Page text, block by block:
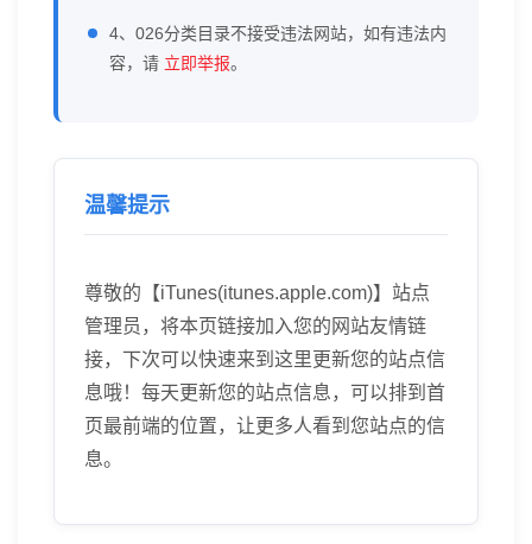
4、026分类目录不接受违法网站，如有违法内
容，请 立即举报。
温馨提示
尊敬的【iTunes(itunes.apple.com)】站点
管理员，将本页链接加入您的网站友情链
接，下次可以快速来到这里更新您的站点信
息哦！每天更新您的站点信息，可以排到首
页最前端的位置，让更多人看到您站点的信
息。